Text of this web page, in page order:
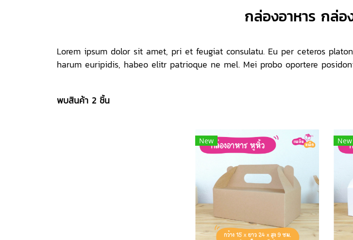
กล่องอาหาร กล่อ
Lorem ipsum dolor sit amet, pri et feugiat consulatu. Eu per ceteros
harum euripidis, habeo elitr patrioque ne mel. Mei probo oportere
พบสินค้า 2 ชิ้น
New New